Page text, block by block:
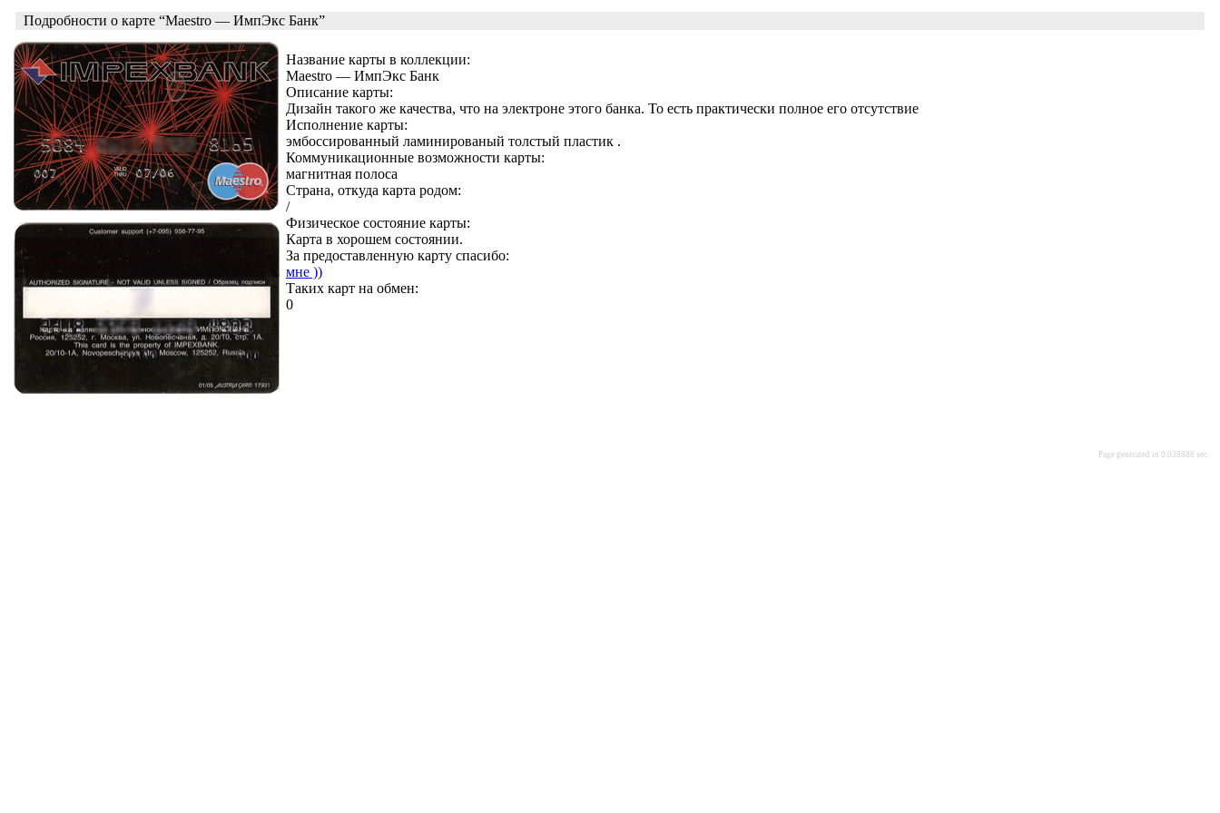
Подробности о карте “Maestro — ИмпЭкс Банк”
Название карты в коллекции:
Maestro — ИмпЭкс Банк
Описание карты:
Дизайн такого же качества, что на электроне этого банка. То есть практически полное его отсутствие
Исполнение карты:
эмбоссированный ламинированый толстый пластик .
Коммуникационные возможности карты:
магнитная полоса
Страна, откуда карта родом:
/
Физическое состояние карты:
Карта в хорошем состоянии.
За предоставленную карту спасибо:
мне ))
Таких карт на обмен:
0
Page generated in 0.038888 sec.